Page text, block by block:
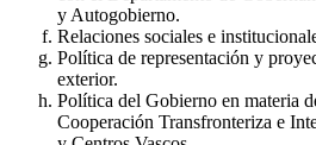
y Autogobierno.
Relaciones sociales e
Política de representación y
exterior.
Política del Gobierno en materia
Cooperación Transfronteriza e